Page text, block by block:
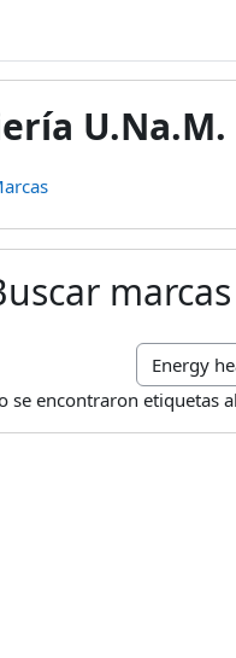
U.Na.M.
marcas
Buscar
se encontraron etiquetas